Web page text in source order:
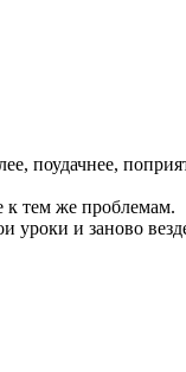
поудачнее,
к тем же проблемам.
уроки и заново